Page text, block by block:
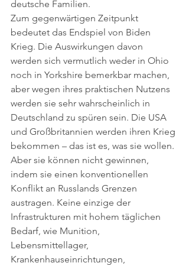
deutsche Familien.
Zum gegenwärtigen Zeitpunkt
bedeutet das Endspiel von Biden
Krieg. Die Auswirkungen davon
werden sich vermutlich weder in Ohio
noch in Yorkshire bemerkbar machen,
aber wegen ihres praktischen Nutzens
werden sie sehr wahrscheinlich in
Deutschland zu spüren sein. Die USA
und Großbritannien werden ihren Krieg
bekommen – das ist es, was sie wollen.
Aber sie können nicht gewinnen,
indem sie einen konventionellen
Konflikt an Russlands Grenzen
austragen. Keine einzige der
Infrastrukturen mit hohem täglichen
Bedarf, wie Munition,
Lebensmittellager,
Krankenhauseinrichtungen,